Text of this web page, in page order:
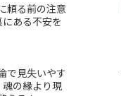
頼る前の注意
ある不安を
で見失いやす
の縁より現